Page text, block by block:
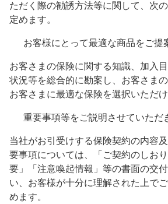
ただく際の勧誘方法等に関して、次
定めます。
お客様にとって最適な商品をご提
お客さまの保険に関する知識、加入
状況等を総合的に勘案し、お客さま
お客さまに最適な保険を選択いただけ
重要事項等をご説明させていただ
当社がお引受けする保険契約の内容
要事項については、「ご契約のしお
要」「注意喚起情報」等の書面の交
い、お客様が十分に理解された上で
めます。